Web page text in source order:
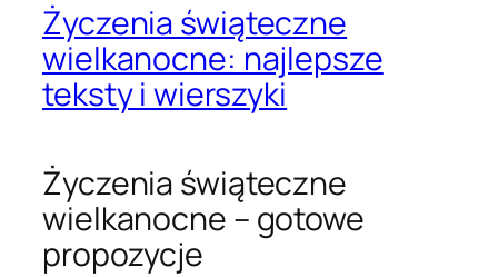
Życzenia świąteczne
wielkanocne: najlepsze
teksty i wierszyki
Życzenia świąteczne
wielkanocne – gotowe
propozycje